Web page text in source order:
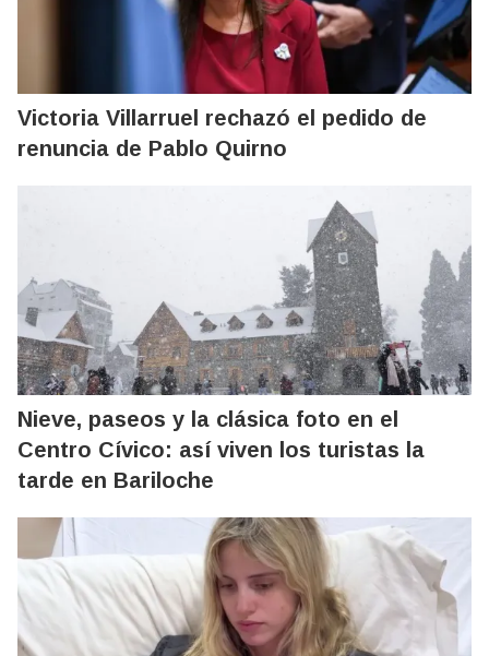
Victoria Villarruel rechazó el pedido de
renuncia de Pablo Quirno
Nieve, paseos y la clásica foto en el
Centro Cívico: así viven los turistas la
tarde en Bariloche